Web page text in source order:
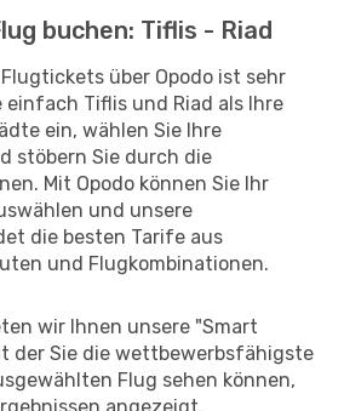
buchen: Tiflis - Riad
über Opodo ist sehr
einfach Tiflis und Riad als Ihre
ein, wählen Sie Ihre
stöbern Sie durch die
Mit Opodo können Sie Ihr
und unsere
die besten Tarife aus
und Flugkombinationen.
wir Ihnen unsere "Smart
der Sie die wettbewerbsfähigste
Flug sehen können,